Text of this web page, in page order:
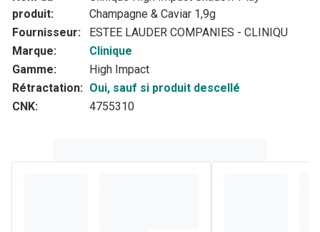
produit:
Champagne & Caviar 1,9g
Fournisseur:
ESTEE LAUDER COMPANIES - CLINIQU
Marque:
Clinique
Gamme:
High Impact
Rétractation: Oui, sauf si produit descellé
CNK:
4755310